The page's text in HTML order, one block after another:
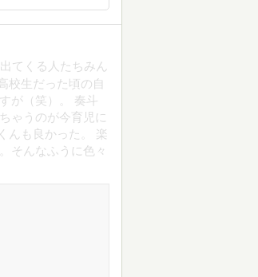
てくる人たちみん
校生だった頃の自
が（笑）。 奏斗
ゃうのが今育児に
んも良かった。 楽
そんなふうに色々